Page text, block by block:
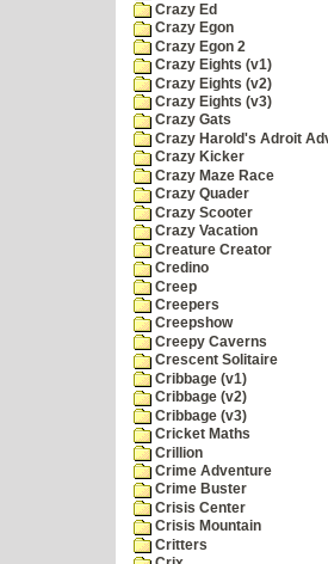
Crazy Ed
Crazy Egon
Crazy Egon 2
Crazy Eights (v1)
Crazy Eights (v2)
Crazy Eights (v3)
Crazy Gats
Crazy Harold's Adroit
Crazy Kicker
Crazy Maze Race
Crazy Quader
Crazy Scooter
Crazy Vacation
Creature Creator
Credino
Creep
Creepers
Creepshow
Creepy Caverns
Crescent Solitaire
Cribbage (v1)
Cribbage (v2)
Cribbage (v3)
Cricket Maths
Crillion
Crime Adventure
Crime Buster
Crisis Center
Crisis Mountain
Critters